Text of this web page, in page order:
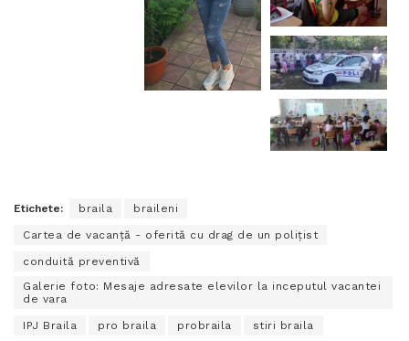
Etichete: braila braileni
Cartea de vacanţă - oferită cu drag de un poliţist
conduită preventivă
Galerie foto: Mesaje adresate elevilor la inceputul vacantei
de vara
IPJ Braila pro braila probraila stiri braila